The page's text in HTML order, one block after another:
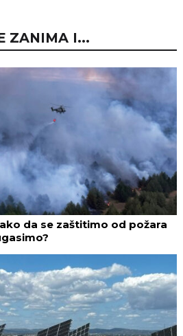
ZANIMA I...
da se zaštitimo od požara